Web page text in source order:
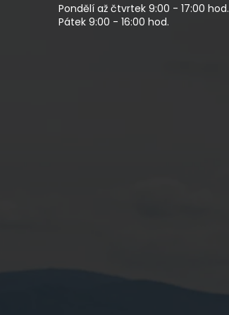
Pondělí až čtvrtek 9:00 - 17:00 hod.
Pátek 9:00 - 16:00 hod.